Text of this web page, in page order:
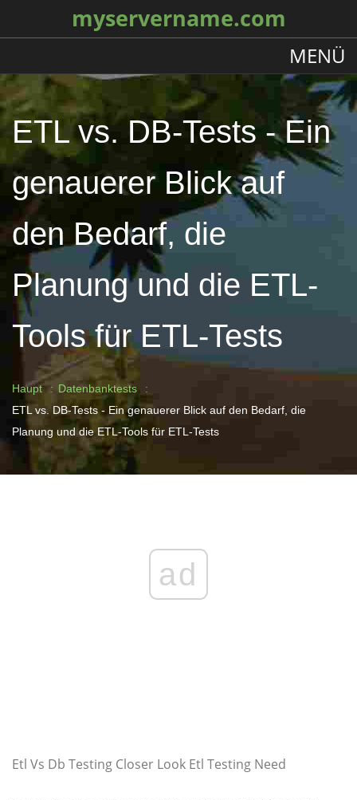
myservername.com
MENÜ
ETL vs. DB-Tests - Ein
genauerer Blick auf
den Bedarf, die
Planung und die ETL-
Tools für ETL-Tests
Haupt
Datenbanktests
ETL vs. DB-Tests - Ein genauerer Blick auf den Bedarf, die
Planung und die ETL-Tools für ETL-Tests
ad
Etl Vs Db Testing Closer Look Etl Testing Need